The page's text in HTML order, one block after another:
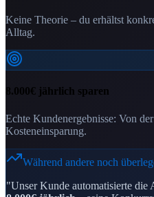
Keine Theorie – du erhältst
Alltag.
8.000€ jährlich sparen
Echte Kundenergebnisse: Von
Kosteneinsparung.
Während andere noch
"Unser Kunde automatisierte die